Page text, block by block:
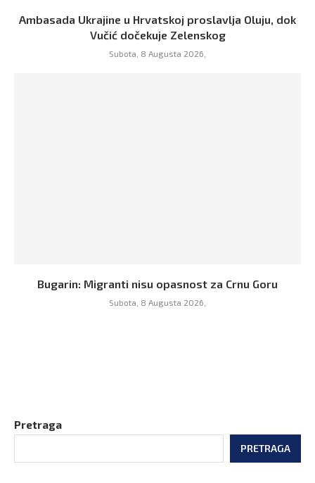
Ambasada Ukrajine u Hrvatskoj proslavlja Oluju, dok
Vučić dočekuje Zelenskog
Subota, 8 Augusta 2026,
Bugarin: Migranti nisu opasnost za Crnu Goru
Subota, 8 Augusta 2026,
Pretraga
PRETRAGA